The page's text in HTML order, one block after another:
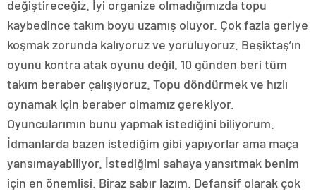
değiştireceğiz. İyi organize olmadığımızda topu
kaybedince takım boyu uzamış oluyor. Çok fazla geriye
koşmak zorunda kalıyoruz ve yoruluyoruz. Beşiktaş’ın
oyunu kontra atak oyunu değil. 10 günden beri tüm
takım beraber çalışıyoruz. Topu döndürmek ve hızlı
oynamak için beraber olmamız gerekiyor.
Oyuncularımın bunu yapmak istediğini biliyorum.
İdmanlarda bazen istediğim gibi yapıyorlar ama maça
yansımayabiliyor. İstediğimi sahaya yansıtmak benim
için en önemlisi. Biraz sabır lazım. Defansif olarak çok